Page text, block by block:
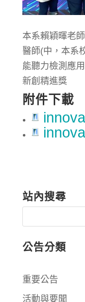
本系賴穎暉老
醫師(中，本系
能聽力檢測應
新創精進獎
附件下載
站內搜尋
公告分類
重要公告
活動與要聞